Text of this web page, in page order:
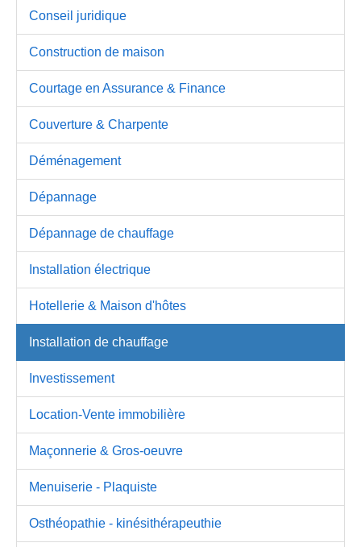
Conseil juridique
Construction de maison
Courtage en Assurance & Finance
Couverture & Charpente
Déménagement
Dépannage
Dépannage de chauffage
Installation électrique
Hotellerie & Maison d'hôtes
Installation de chauffage
Investissement
Location-Vente immobilière
Maçonnerie & Gros-oeuvre
Menuiserie - Plaquiste
Osthéopathie - kinésithérapeuthie